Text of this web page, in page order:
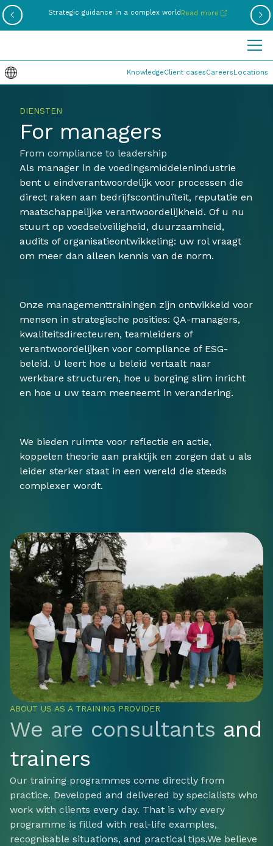
Strategic guidance in a complex worldRead more
KnowledgeClient casesCareersLocations
DIENSTEN
For managers
From compliance to leadership
Als manager in de voedingsmiddelenindustrie
bent u eindverantwoordelijk voor processen die
direct raken aan bedrijfscontinuïteit, reputatie en
maatschappelijke verantwoordelijkheid. Of u nu
stuurt op voedselveiligheid, duurzaamheid,
audits of organisatieontwikkeling: uw rol vraagt
om meer dan alleen kennis van de norm.
Onze managementtrainingen zijn ontwikkeld voor
mensen in strategische posities: QA-managers,
kwaliteitsdirecteuren, teamleiders of
verantwoordelijken voor compliance of ESG-
beleid. U leert hoe u beleid vertaalt naar
werkbare structuren, hoe u borging slim inricht
en hoe u uw team meeneemt in verandering.
We bieden ruimte voor reflectie en actie,
koppelen theorie aan praktijk en zorgen dat u als
leider sterker staat in een wereld die steeds
complexer wordt.
ABOUT US AS A TRAINING PROVIDER
We are consultants and
trainers
Our training programmes come directly from
practice. Developed and delivered by specialists who
work with clients every day. That is why every
programme is filled with real-life examples,
recognisable situations, and practical tips.We believe